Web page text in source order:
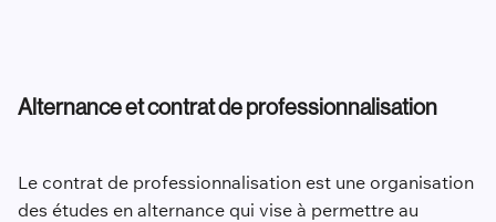
Alternance et contrat de professionnalisation
Le contrat de professionnalisation est une organisation
des études en alternance qui vise à permettre au